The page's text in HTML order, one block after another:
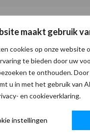
maakt gebruik
cookies op onze website
te bieden door uw
te onthouden.
u in met het gebruik van
en cookieverklaring.
instellingen